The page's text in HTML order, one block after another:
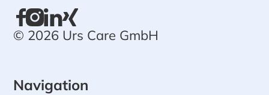
© 2026 Urs Care GmbH
Navigation